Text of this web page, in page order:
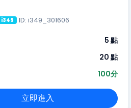
i349 ID: i349_301606
5 點
20 點
100分
立即進入